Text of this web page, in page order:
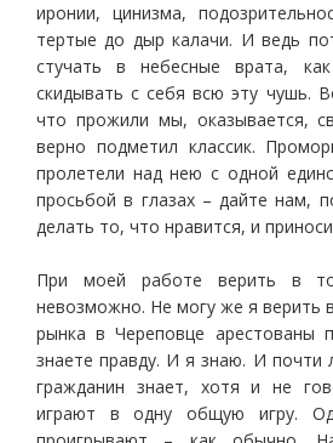
иронии, цинизма,
тертые до дыр калачи. И ведь
стучать в небесные врата,
скидывать с себя всю эту чушь.
что прожили мы, оказывается,
верно подметил классик.
пролетели над нею с одной
просьбой в глазах – дайте нам,
делать то, что нравится, и
При моей работе верить в
невозможно. Не могу же я верить
рынка в Череповце арестованы
знаете правду. И я знаю. И почти
гражданин знает, хотя и не
играют в одну общую игру.